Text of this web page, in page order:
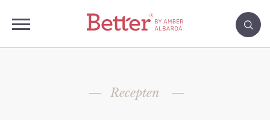
Recepten